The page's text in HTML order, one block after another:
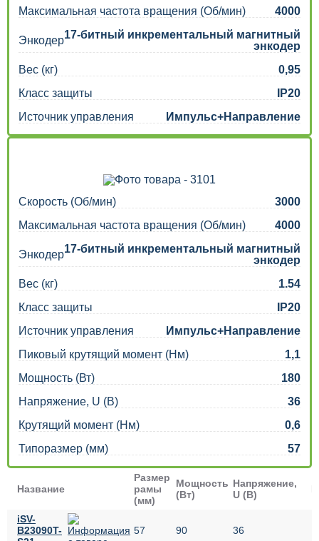
Замкнутый контур с 17-битным кодером
Плавный ход
Перегрузка: 180%~250% (1 с)
Простая настройка с помощью DIP-переключателя
Максимальная частота вращения (Об/мин)
4000
Энкодер17-битный инкрементальный магнитный
энкодер
Вес (кг)
0,95
Класс защиты
IP20
Источник управления
Импульс+Направление
Скорость (Об/мин)
3000
Максимальная частота вращения (Об/мин)
4000
Энкодер17-битный инкрементальный магнитный
энкодер
Вес (кг)
1.54
Класс защиты
IP20
Источник управления
Импульс+Направление
Пиковый крутящий момент (Нм)
1,1
Мощность (Вт)
180
Напряжение, U (В)
36
Крутящий момент (Нм)
0,6
Типоразмер (мм)
57
Название
Размер
рамы
(мм)
Мощность
(Вт)
Напряжение,
U (В)
iSV-
B23090T-
57 90 36